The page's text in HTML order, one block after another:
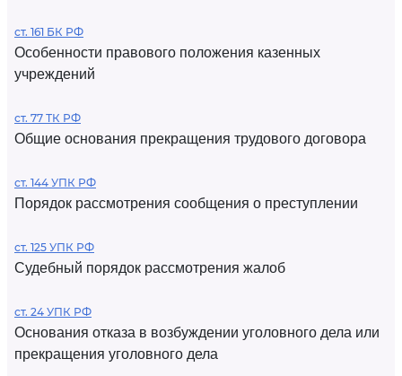
ст. 161 БК РФ
Особенности правового положения казенных
учреждений
ст. 77 ТК РФ
Общие основания прекращения трудового договора
ст. 144 УПК РФ
Порядок рассмотрения сообщения о преступлении
ст. 125 УПК РФ
Судебный порядок рассмотрения жалоб
ст. 24 УПК РФ
Основания отказа в возбуждении уголовного дела или
прекращения уголовного дела